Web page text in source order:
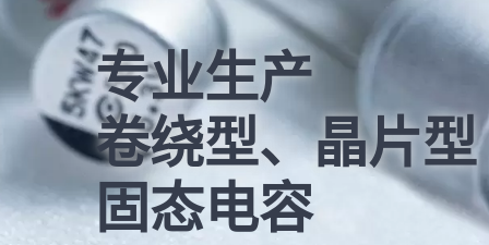
专业生产
卷绕型、晶片型
固态电容